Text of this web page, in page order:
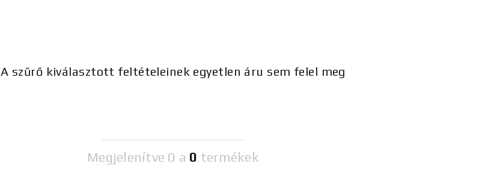
A szűrő kiválasztott feltételeinek egyetlen áru sem felel meg
Megjelenítve 0 a 0 termékek